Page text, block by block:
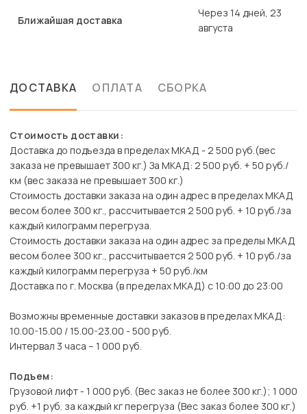
Ближайшая доставка
Через 14 дней, 23
августа
ДОСТАВКА ОПЛАТА СБОРКА
Стоимость доставки:
Доставка до подъезда в пределах МКАД - 2 500 руб.(вес
заказа не превышает 300 кг.) За МКАД: 2 500 руб. + 50 руб./
км (вес заказа не превышает 300 кг.)
Стоимость доставки заказа на один адрес в пределах МКАД
весом более 300 кг., рассчитывается 2 500 руб. + 10 руб./за
каждый килограмм перегруза.
Стоимость доставки заказа на один адрес за пределы МКАД
весом более 300 кг., рассчитывается 2 500 руб. + 10 руб./за
каждый килограмм перегруза + 50 руб./км
Доставка по г. Москва (в пределах МКАД) с 10:00 до 23:00
Возможны временные доставки заказов в пределах МКАД:
10.00-15.00 / 15.00-23.00 - 500 руб.
Интервал 3 часа – 1 000 руб.
Подъем:
Грузовой лифт - 1 000 руб. (Вес заказ не более 300 кг.); 1 000
руб. +1 руб. за каждый кг перегруза (Вес заказ более 300 кг.)